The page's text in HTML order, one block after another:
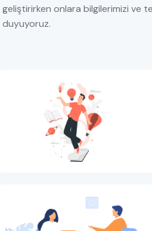
geliştirirken onlara bilgilerimizi ve
duyuyoruz.